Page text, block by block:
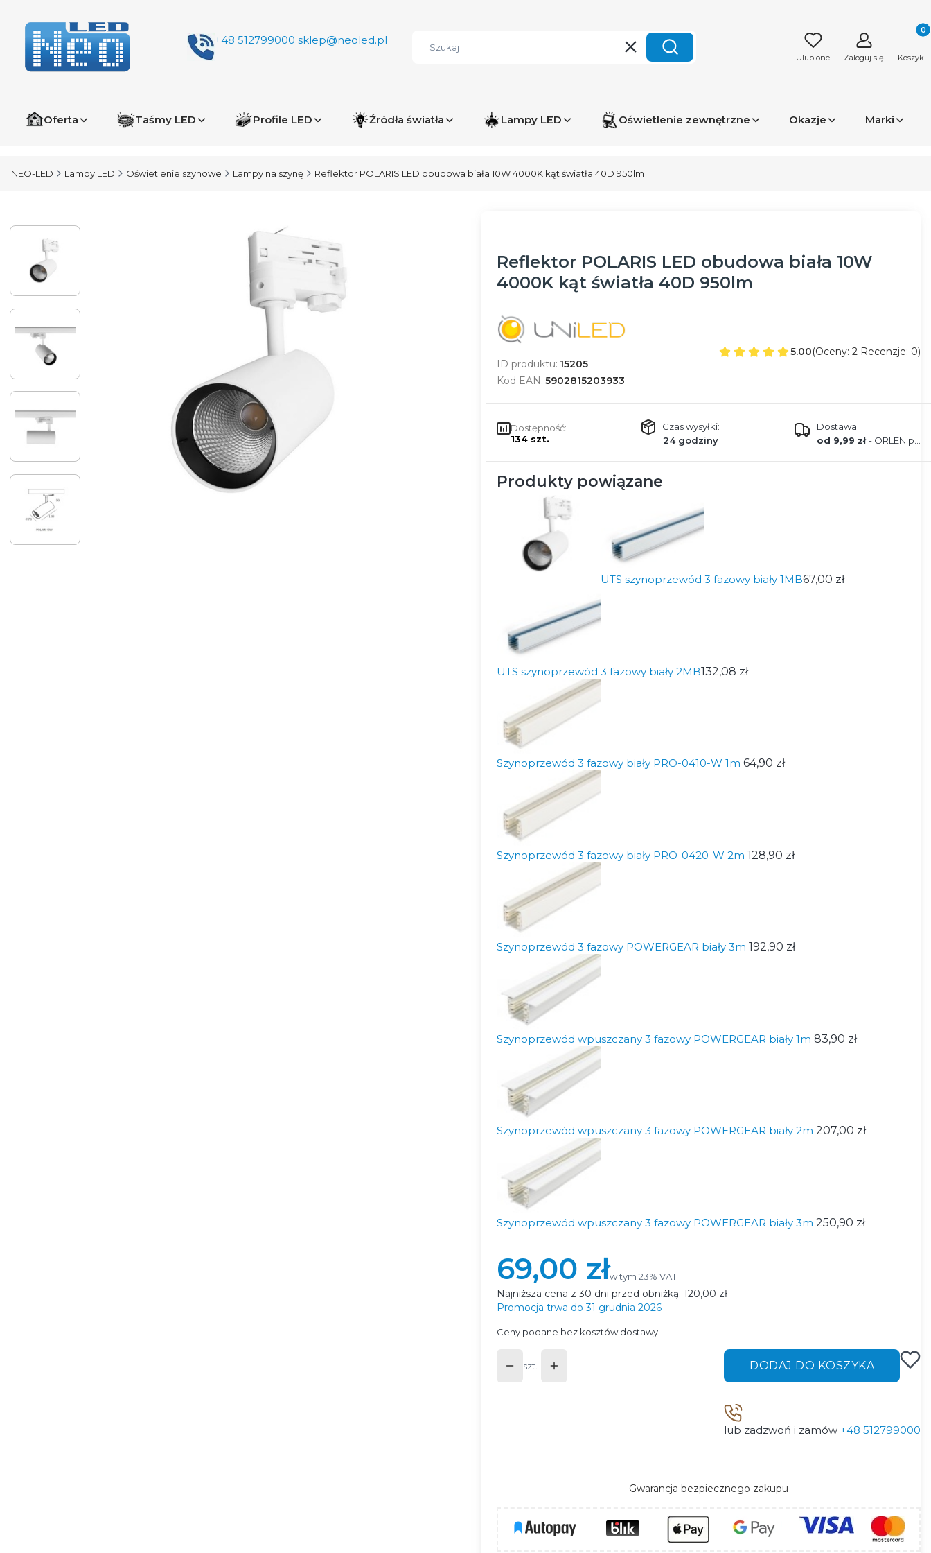
+48 512799000 sklep@neoled.pl
WyczyśćSzukaj Ulubione Zaloguj się Koszyk
Oferta Taśmy LED Profile LED Źródła światła Lampy LED Oświetlenie zewnętrzne Okazje Marki
NEO-LED Lampy LED Oświetlenie szynowe Lampy na szynę Reflektor POLARIS LED obudowa biała 10W 4000K kąt światła 40D 950lm
Reflektor POLARIS LED obudowa biała 10W
4000K kąt światła 40D 950lm
ID produktu: 15205
Kod EAN: 5902815203933
5.00(Oceny: 2 Recenzje: 0)
Dostępność:
134 szt.
Czas wysyłki:
24 godziny
Dostawa
od 9,99 zł- ORLEN paczka
Produkty powiązane
UTS szynoprzewód 3 fazowy biały 1MB67,00 zł
UTS szynoprzewód 3 fazowy biały 2MB132,08 zł
Szynoprzewód 3 fazowy biały PRO-0410-W 1m 64,90 zł
Szynoprzewód 3 fazowy biały PRO-0420-W 2m 128,90 zł
Szynoprzewód 3 fazowy POWERGEAR biały 3m 192,90 zł
Szynoprzewód wpuszczany 3 fazowy POWERGEAR biały 1m 83,90 zł
Szynoprzewód wpuszczany 3 fazowy POWERGEAR biały 2m 207,00 zł
Szynoprzewód wpuszczany 3 fazowy POWERGEAR biały 3m 250,90 zł
69,00 złw tym 23% VAT
w tym 23% VAT
Najniższa cena z 30 dni przed obniżką: 120,00 zł
Promocja trwa do 31 grudnia 2026
Ceny podane bez kosztów dostawy.
szt. DODAJ DO KOSZYKA
lub zadzwoń i zamów +48 512799000
Gwarancja bezpiecznego zakupu